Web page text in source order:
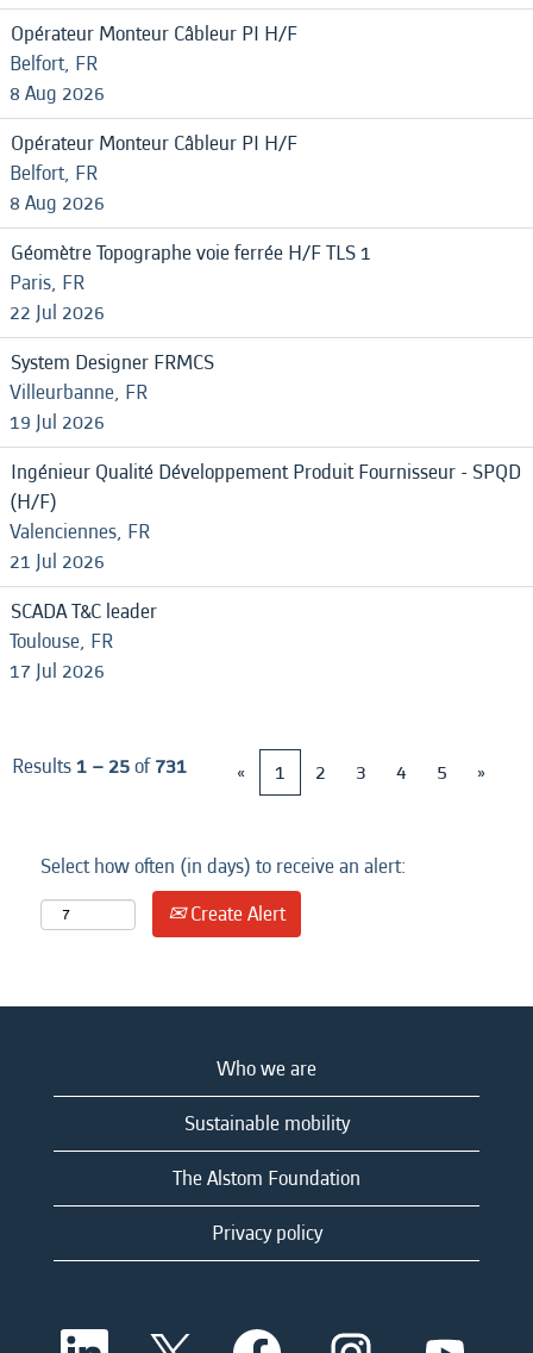
Opérateur Monteur Câbleur PI H/F
Belfort, FR
8 Aug 2026
Opérateur Monteur Câbleur PI H/F
Belfort, FR
8 Aug 2026
Géomètre Topographe voie ferrée H/F TLS 1
Paris, FR
22 Jul 2026
System Designer FRMCS
Villeurbanne, FR
19 Jul 2026
Ingénieur Qualité Développement Produit Fournisseur - SPQD
(H/F)
Valenciennes, FR
21 Jul 2026
SCADA T&C leader
Toulouse, FR
17 Jul 2026
Results1 – 25of731 « 1 2 3 4 5 »
Select how often (in days) to receive an alert:
Create Alert
Who we are
Sustainable mobility
The Alstom Foundation
Privacy policy
O O O O O